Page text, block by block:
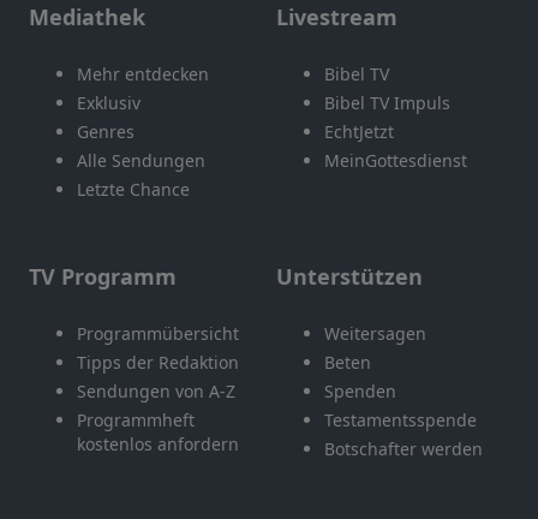
Mediathek
Mehr entdecken
Exklusiv
Genres
Alle Sendungen
Letzte Chance
Livestream
Bibel TV
Bibel TV Impuls
EchtJetzt
MeinGottesdienst
TV Programm
Programmübersicht
Tipps der Redaktion
Sendungen von A-Z
Programmheft
kostenlos anfordern
Unterstützen
Weitersagen
Beten
Spenden
Testamentsspende
Botschafter werden